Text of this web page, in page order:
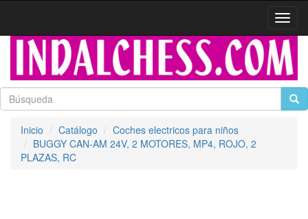
Inicio Catálogo
Coches electricos para niños
BUGGY CAN-AM 24V, 2 MOTORES, MP4, ROJO, 2
PLAZAS, RC